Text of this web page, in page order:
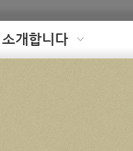
소개합니다